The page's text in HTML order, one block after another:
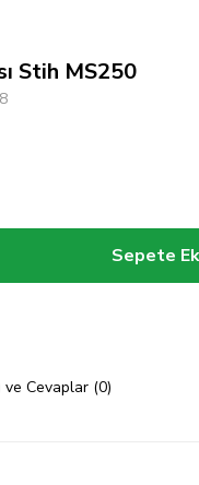
Stih MS250
Cevaplar (0)